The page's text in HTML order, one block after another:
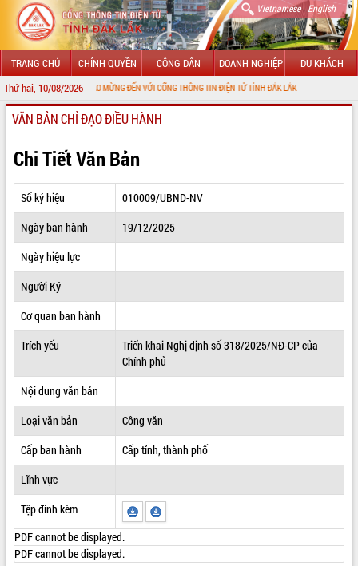
Vietnamese| English
TRANG CHỦ CHÍNH QUYỀN CÔNG DÂN DOANH NGHIỆP DU KHÁCH
Thứ hai, 10/08/2026
CHÀO MỪNG ĐẾN VỚI CỔNG THÔNG TIN ĐIỆN TỬ TỈNH ĐẮK LẮK
GIỚI THIỆU
LÃNH ĐẠO UBND TỈNH
TIN TỨC SỰ KIỆN
SỞ, BAN, NGÀNH
THÔNG TIN CHỈ ĐẠO ĐIỀU HÀNH
HỆ THỐNG VĂN BẢN
VĂN BẢN HĐND TỈNH
ĐIỂM TIN VĂN BẢN
VĂN BẢN CHỈ ĐẠO ĐIỀU HÀNH
Chi Tiết Văn Bản
Số ký hiệu
010009/UBND-NV
Ngày ban hành
19/12/2025
Ngày hiệu lực
Người Ký
Cơ quan ban hành
Trích yếu
Triển khai Nghị định số 318/2025/NĐ-CP của
Chính phủ
Nội dung văn bản
Loại văn bản
Công văn
Cấp ban hành
Cấp tỉnh, thành phố
Lĩnh vực
Tệp đính kèm
PDF cannot be displayed.
PDF cannot be displayed.